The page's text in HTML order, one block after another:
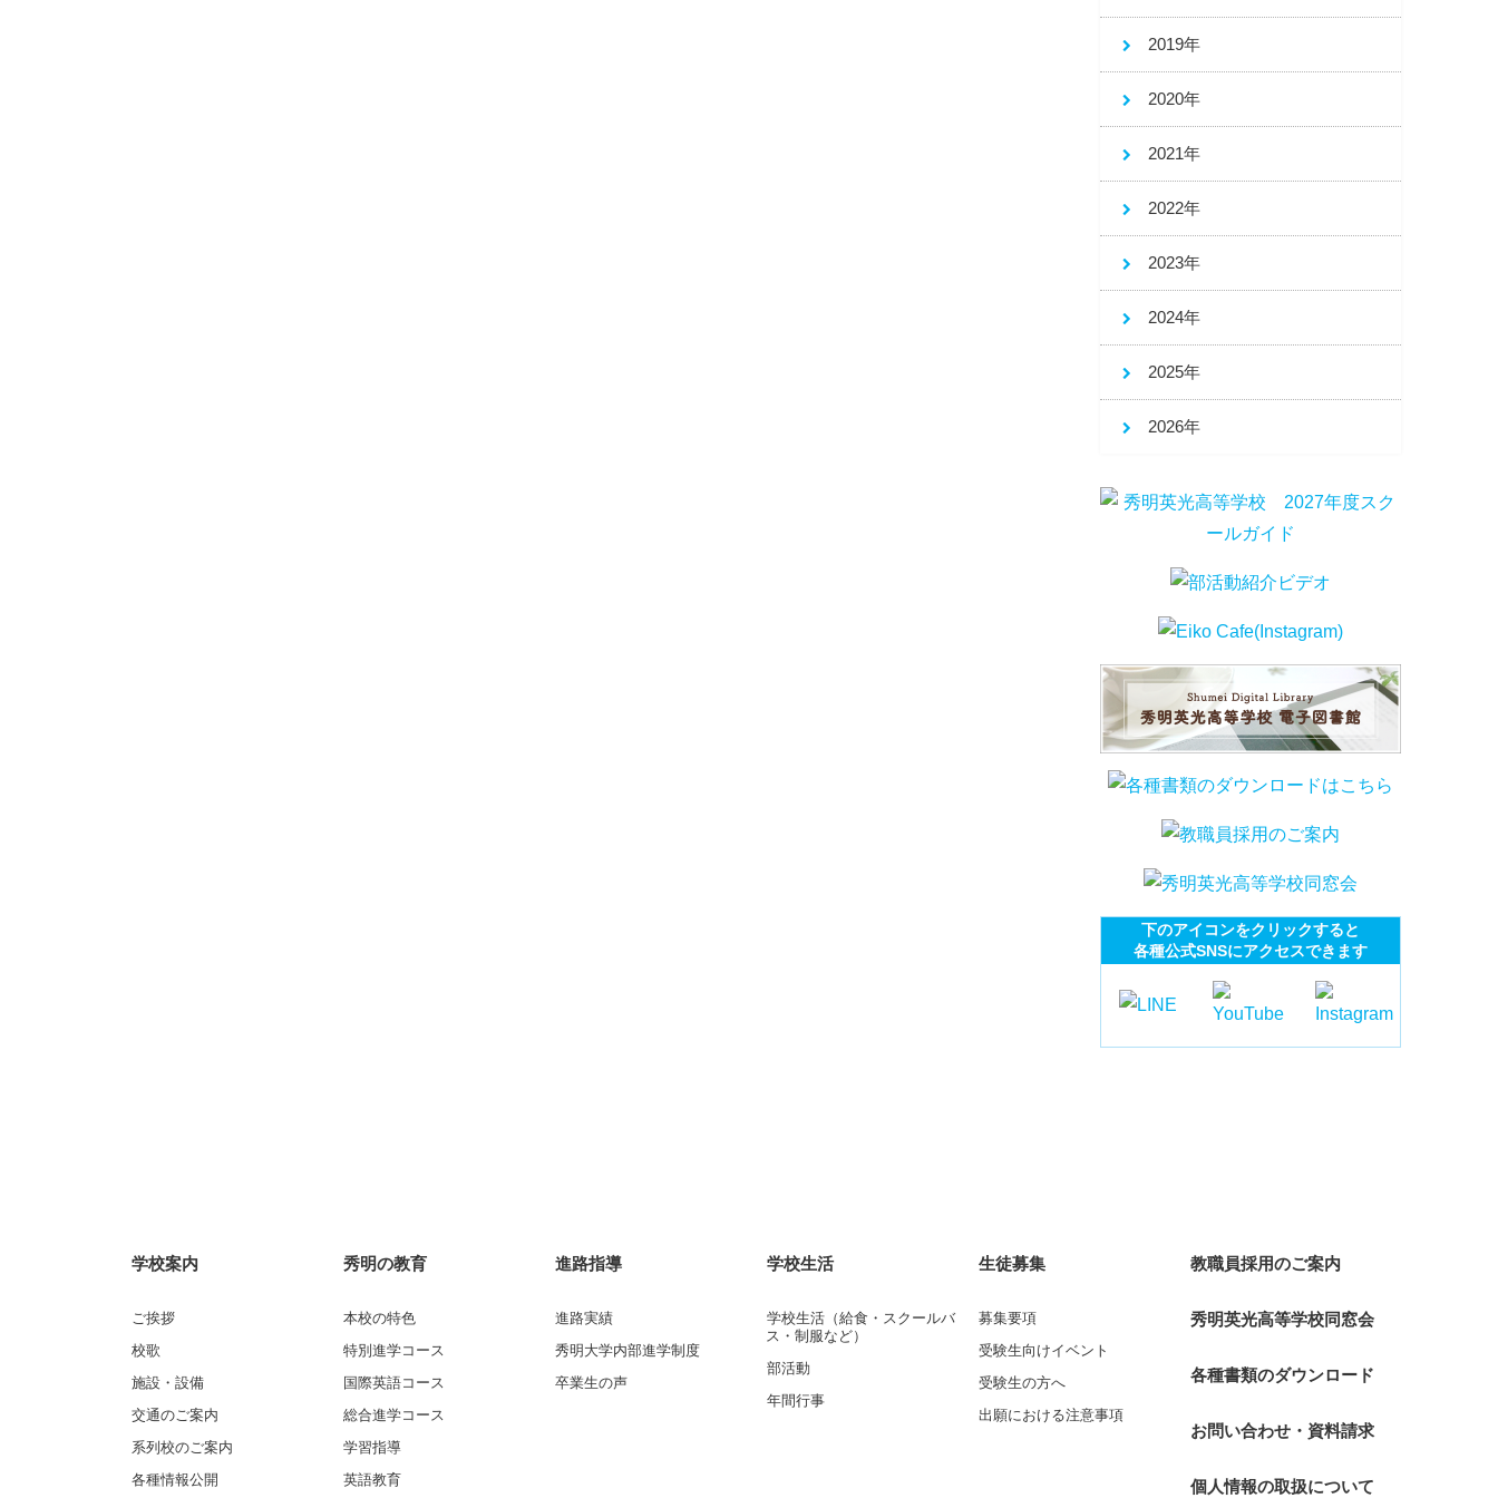
2019年
2020年
2021年
2022年
2023年
2024年
2025年
2026年
下のアイコンをクリックすると
各種公式SNSにアクセスできます
学校案内
ご挨拶
校歌
施設・設備
交通のご案内
系列校のご案内
各種情報公開
秀明の教育
本校の特色
特別進学コース
国際英語コース
総合進学コース
学習指導
英語教育
進路指導
進路実績
秀明大学内部進学制度
卒業生の声
学校生活
学校生活（給食・スクールバ
ス・制服など）
部活動
年間行事
生徒募集
募集要項
受験生向けイベント
受験生の方へ
出願における注意事項
教職員採用のご案内
秀明英光高等学校同窓会
各種書類のダウンロード
お問い合わせ・資料請求
個人情報の取扱について